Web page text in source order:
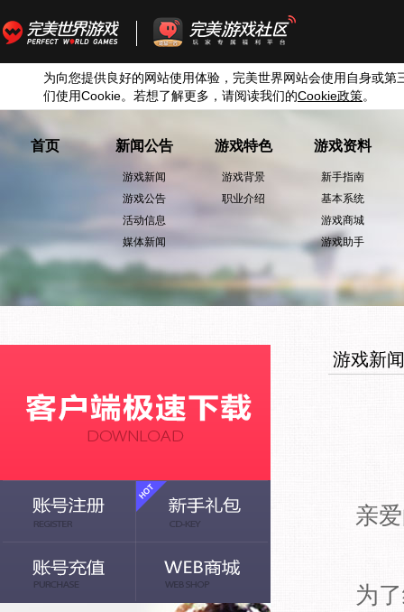
为向您提供良好的网站使用体验，完美世界网站会使用自身或第
们使用Cookie。若想了解更多，请阅读我们的Cookie政策。
首页 新闻公告
游戏新闻
游戏公告
活动信息
媒体新闻
游戏特色
游戏背景
职业介绍
游戏资料
新手指南
基本系统
游戏商城
游戏助手
游戏新闻
亲
为